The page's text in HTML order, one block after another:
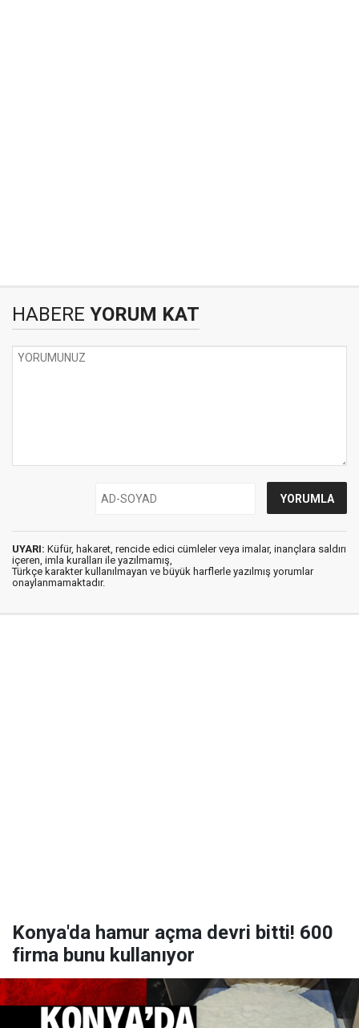
HABERE YORUM KAT
UYARI: Küfür, hakaret, rencide edici cümleler veya imalar, inançlara saldırı
içeren, imla kuralları ile yazılmamış,
Türkçe karakter kullanılmayan ve büyük harflerle yazılmış yorumlar
onaylanmamaktadır.
Konya'da hamur açma devri bitti! 600
firma bunu kullanıyor